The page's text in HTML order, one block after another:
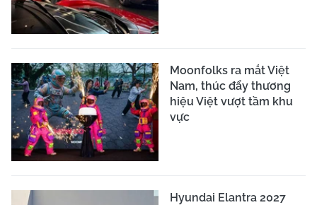
Moonfolks ra mắt Việt
Nam, thúc đẩy thương
hiệu Việt vượt tầm khu
vực
Hyundai Elantra 2027